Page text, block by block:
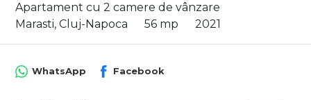
Apartament cu 2 camere de vânzare
Marasti, Cluj-Napoca
56 mp 2021
WhatsApp Facebook